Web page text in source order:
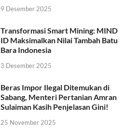
9 Desember 2025
Transformasi Smart Mining: MIND
ID Maksimalkan Nilai Tambah Batu
Bara Indonesia
3 Desember 2025
Beras Impor Ilegal Ditemukan di
Sabang, Menteri Pertanian Amran
Sulaiman Kasih Penjelasan Gini!
25 November 2025